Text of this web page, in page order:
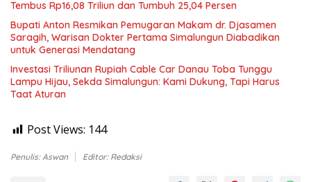
Tembus Rp16,08 Triliun dan Tumbuh 25,04 Persen
Bupati Anton Resmikan Pemugaran Makam dr. Djasamen
Saragih, Warisan Dokter Pertama Simalungun Diabadikan
untuk Generasi Mendatang
Investasi Triliunan Rupiah Cable Car Danau Toba Tunggu
Lampu Hijau, Sekda Simalungun: Kami Dukung, Tapi Harus
Taat Aturan
Post Views: 144
Penulis: Aswan Editor: Redaksi